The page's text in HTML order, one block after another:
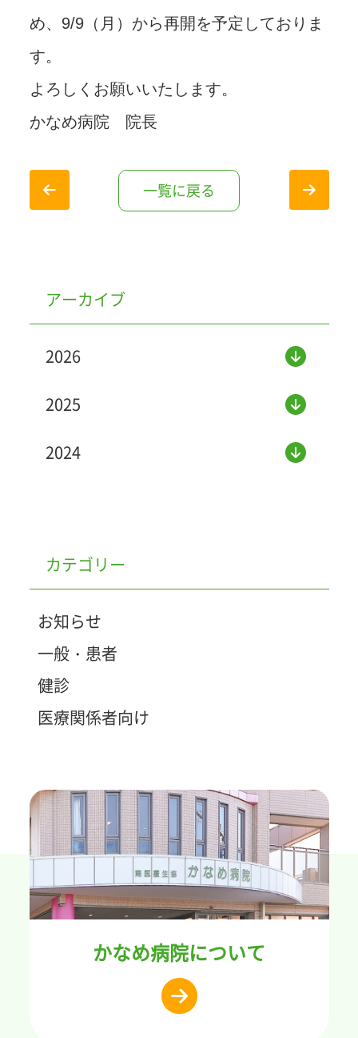
め、9/9（月）から再開を予定しておりま
す。
よろしくお願いいたします。
かなめ病院 院長
一覧に戻る
アーカイブ
2026
2025
2024
カテゴリー
お知らせ
一般・患者
健診
医療関係者向け
かなめ病院について